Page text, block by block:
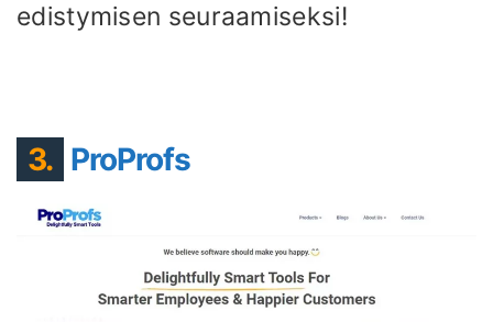
edistymisen seuraamiseksi!
3. ProProfs